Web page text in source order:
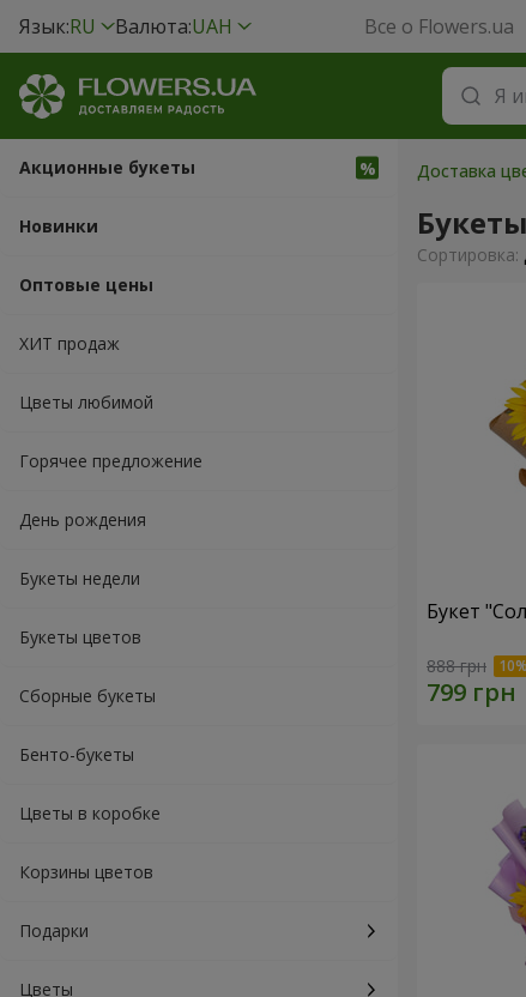
Язык:RU Валюта:UAH Все о Flowers.ua
Акционные букеты
Новинки
Оптовые цены
ХИТ продаж
Цветы любимой
Горячее предложение
День рождения
Букеты недели
Букеты цветов
Сборные букеты
Бенто-букеты
Цветы в коробке
Корзины цветов
Подарки
Цветы
Доставка
Cортировка:
Букет
888 грн